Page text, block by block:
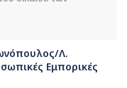
Λ.
Εμπορικές